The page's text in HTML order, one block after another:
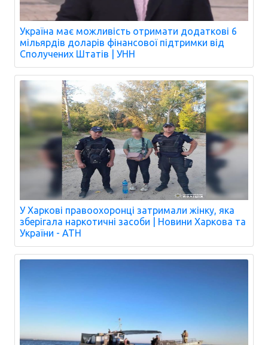
Україна має можливість отримати додаткові 6
мільярдів доларів фінансової підтримки від
Сполучених Штатів | УНН
У Харкові правоохоронці затримали жінку, яка
зберігала наркотичні засоби | Новини Харкова та
України - АТН